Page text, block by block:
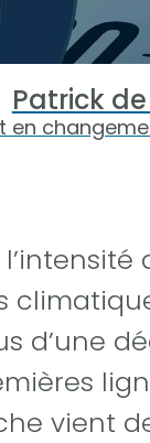
Patrick
en
d’une
vient